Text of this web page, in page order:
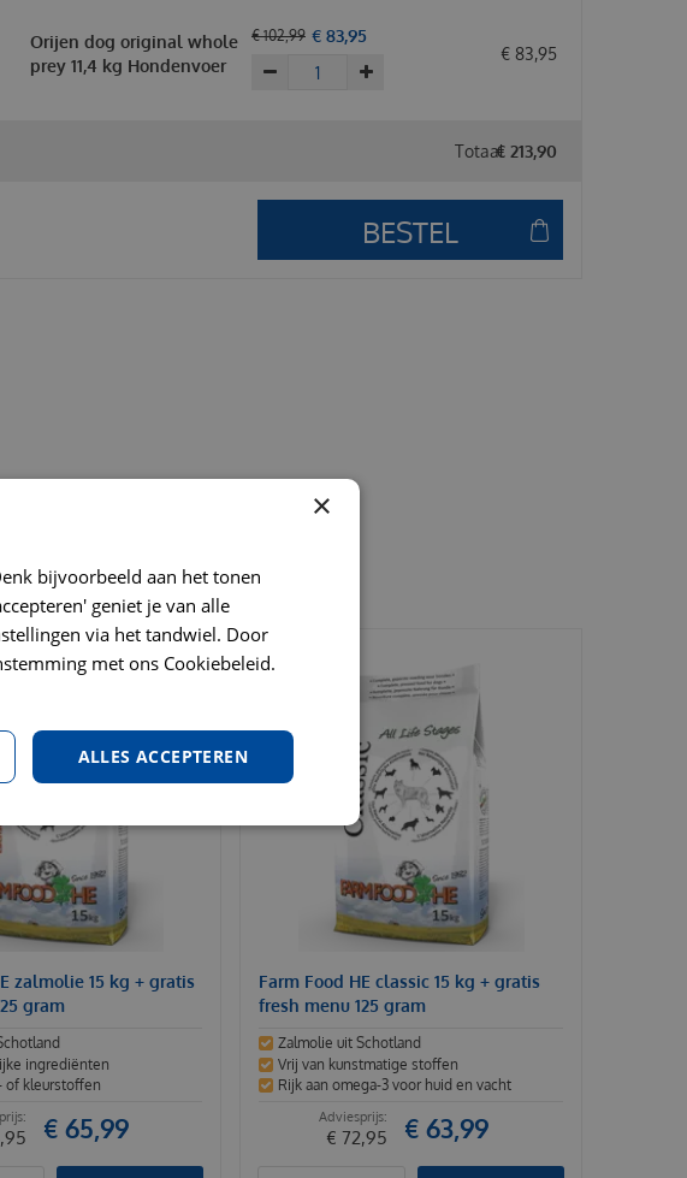
Orijen dog original whole
prey 11,4 kg Hondenvoer
€ 102,99 € 83,95
€ 83,95
Totaal
€ 213,90
zalmolie 15 kg + gratis
gram
ingrediënten
of kleurstoffen
,95 € 65,99
Farm Food HE classic 15 kg + gratis
fresh menu 125 gram
Zalmolie uit Schotland
Vrij van kunstmatige stoffen
Rijk aan omega-3 voor huid en vacht
€ 72,95 € 63,99
×
bijvoorbeeld aan het tonen
geniet je van alle
via het tandwiel. Door
met ons Cookiebeleid.
ALLES ACCEPTEREN